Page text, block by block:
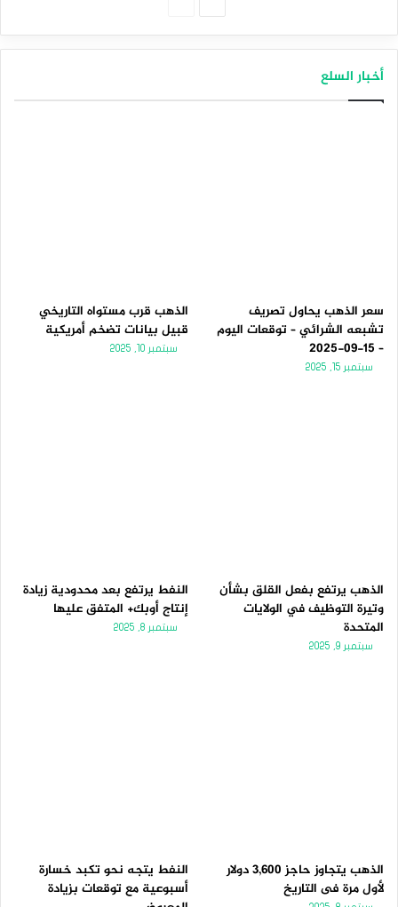
أخبار السلع
سعر الذهب يحاول تصريف
تشبعه الشرائي – توقعات اليوم
– 15-09-2025
سبتمبر 15, 2025
الذهب قرب مستواه التاريخي
قبيل بيانات تضخم أمريكية
سبتمبر 10, 2025
الذهب يرتفع بفعل القلق بشأن
وتيرة التوظيف في الولايات
المتحدة
سبتمبر 9, 2025
النفط يرتفع بعد محدودية زيادة
إنتاج أوبك+ المتفق عليها
سبتمبر 8, 2025
الذهب يتجاوز حاجز 3,600 دولار
لأول مرة فى التاريخ
النفط يتجه نحو تكبد خسارة
أسبوعية مع توقعات بزيادة